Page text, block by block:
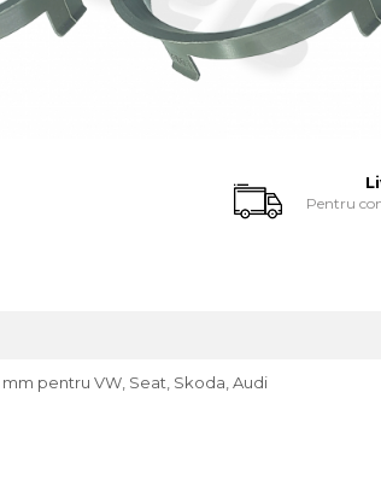
Pentru
pentru VW, Seat, Skoda, Audi